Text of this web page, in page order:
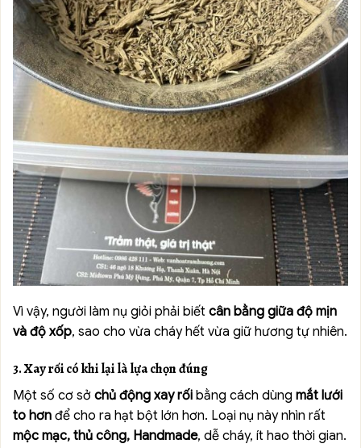
Vì vậy, người làm nụ giỏi phải biết cân bằng giữa độ mịn
và độ xốp, sao cho vừa cháy hết vừa giữ hương tự nhiên.
3. Xay rối có khi lại là lựa chọn đúng
Một số cơ sở chủ động xay rối bằng cách dùng mắt lưới
to hơn để cho ra hạt bột lớn hơn. Loại nụ này nhìn rất
mộc mạc, thủ công, Handmade, dễ cháy, ít hao thời gian.